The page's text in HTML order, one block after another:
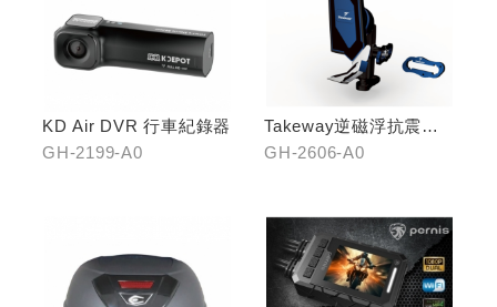
KD Air DVR 行車紀錄器
GH-2199-A0
Takeway逆磁浮抗震手
機架
GH-2606-A0